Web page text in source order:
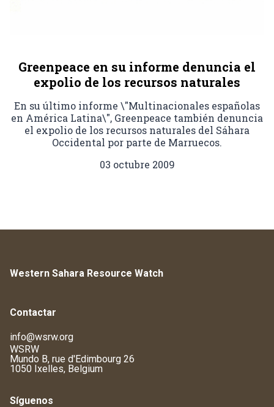
Greenpeace en su informe denuncia el
expolio de los recursos naturales
En su último informe \"Multinacionales españolas
en América Latina\", Greenpeace también denuncia
el expolio de los recursos naturales del Sáhara
Occidental por parte de Marruecos.
03 octubre 2009
Western Sahara Resource Watch
Contactar
info@wsrw.org
WSRW
Mundo B, rue d'Edimbourg 26
1050 Ixelles, Belgium
Síguenos